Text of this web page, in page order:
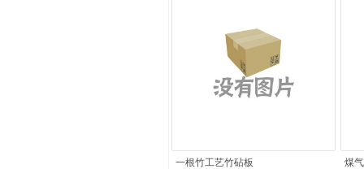
一根竹工艺竹砧板
煤